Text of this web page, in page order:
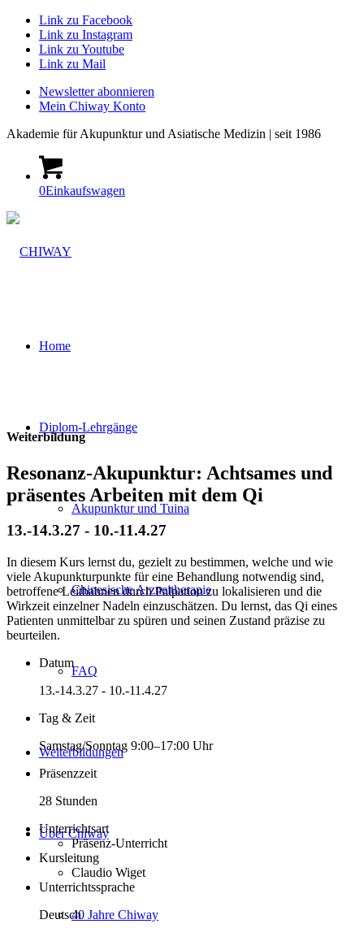
Link zu Facebook
Link zu Instagram
Link zu Youtube
Link zu Mail
Newsletter abonnieren
Mein Chiway Konto
Akademie für Akupunktur und Asiatische Medizin | seit 1986
0Einkaufswagen
Home
Diplom-Lehrgänge
Akupunktur und Tuina
Chinesische Arzneitherapie
FAQ
Weiterbildungen
Über Chiway
40 Jahre Chiway
Weiterbildung
Resonanz-Akupunktur: Achtsames und
präsentes Arbeiten mit dem Qi
13.-14.3.27 - 10.-11.4.27
In diesem Kurs lernst du, gezielt zu bestimmen, welche und wie
viele Akupunkturpunkte für eine Behandlung notwendig sind,
betroffene Leitbahnen durch Palpation zu lokalisieren und die
Wirkzeit einzelner Nadeln einzuschätzen. Du lernst, das Qi eines
Patienten unmittelbar zu spüren und seinen Zustand präzise zu
beurteilen.
Datum
13.-14.3.27 - 10.-11.4.27
Tag & Zeit
Samstag/Sonntag 9:00–17:00 Uhr
Präsenzzeit
28 Stunden
Unterrichtsart
Präsenz-Unterricht
Kursleitung
Claudio Wiget
Unterrichtssprache
Deutsch